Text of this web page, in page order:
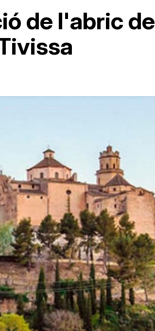
de l'abric de